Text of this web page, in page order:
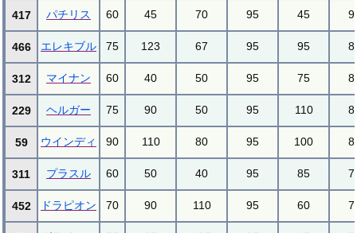
417 パチリス 60 45 70 95 45
466 エレキブル 75 123 67 95 95
312 マイナン 60 40 50 95 75
229 ヘルガー 75 90 50 95 110
59 ウインディ 90 110 80 95 100
311 プラスル 60 50 40 95 85
452 ドラピオン 70 90 110 95 60